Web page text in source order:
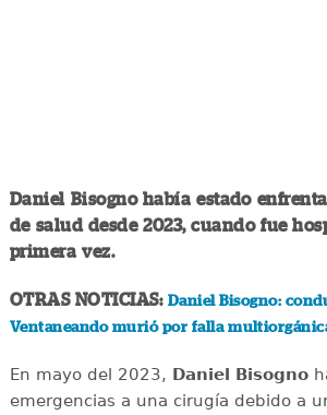
Daniel Bisogno había estado
de salud desde 2023, cuando fue
primera vez.
OTRAS NOTICIAS: Daniel Bisogno:
Ventaneando murió por falla
En mayo del 2023, Daniel Bisogno
emergencias a una cirugía debido a